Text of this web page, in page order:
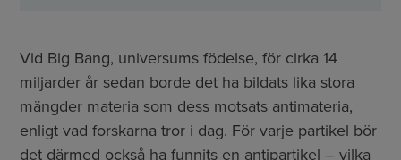
Vid Big Bang, universums födelse, för cirka 14
miljarder år sedan borde det ha bildats lika stora
mängder materia som dess motsats antimateria,
enligt vad forskarna tror i dag. För varje partikel bör
det därmed också ha funnits en antipartikel – vilka